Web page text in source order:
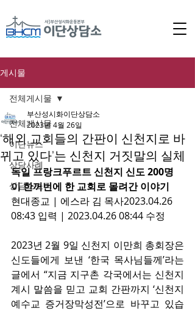
게시물
전체게시물
이단뉴스
상담사례
상담소소식
전체게시물
‘해외 교회들의 간판이 신천지로 바
뀌고 있다’는 신천지 거짓말의 실체
부산성시화이단상담소
2023년 4월 26일
독일 프랑크푸르트 신천지 신도 200명
이 한꺼번에 한 교회로 몰려간 이야기
현대종교 | 에스라 김 목사2023.04.26
08:43 입력 | 2023.04.26 08:44 수정
2023년 2월 9일 신천지 이만희 총회장은
신도들에게 보낸 ‘한국 목사님들께’라는
글에서 “지금 지구촌 각국에서는 신천지
계시 말씀을 믿고 교회 간판까지 ‘신천지
예수교 증거장막성전’으로 바꾸고 있습